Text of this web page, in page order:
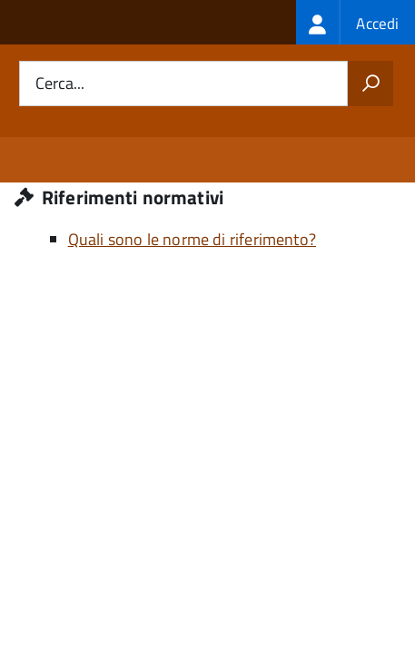
Login
menu
Accedi
Cerca...
Riferimenti normativi
Quali sono le norme di riferimento?